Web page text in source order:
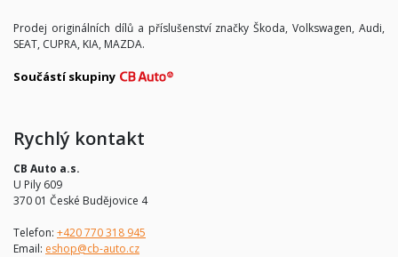
Prodej originálních dílů a příslušenství značky Škoda, Volkswagen, Audi,
SEAT, CUPRA, KIA, MAZDA.
Součástí skupiny
Rychlý kontakt
CB Auto a.s.
U Pily 609
370 01 České Budějovice 4
Telefon: +420 770 318 945
Email: eshop@cb-auto.cz